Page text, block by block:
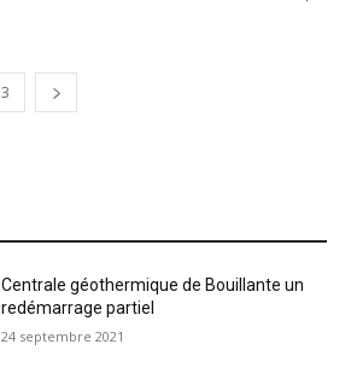
3
Centrale géothermique de Bouillante un
redémarrage partiel
24 septembre 2021